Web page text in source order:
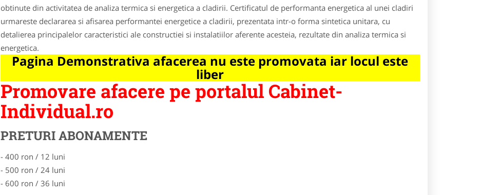
obtinute din activitatea de analiza termica si energetica a cladirii. Certificatul de performanta energetica al unei cladiri
urmareste declararea si afisarea performantei energetice a cladirii, prezentata intr-o forma sintetica unitara, cu
detalierea principalelor caracteristici ale constructiei si instalatiilor aferente acesteia, rezultate din analiza termica si
energetica.
Pagina Demonstrativa afacerea nu este promovata iar locul este
liber
Promovare afacere pe portalul Cabinet-
Individual.ro
PRETURI ABONAMENTE
- 400 ron / 12 luni
- 500 ron / 24 luni
- 600 ron / 36 luni